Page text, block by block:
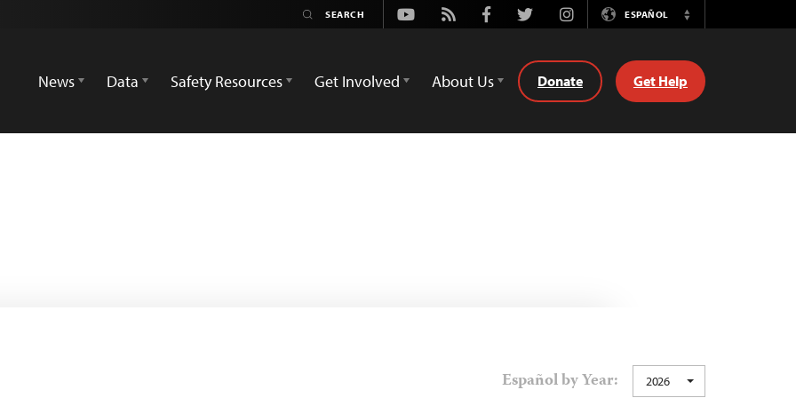
Youtube
Rss FacebookTwitterInstagramESPAÑOL
Switch
News
Data Safety Resources Get Involved About Us Donate Get Help
Español by Year: 2026